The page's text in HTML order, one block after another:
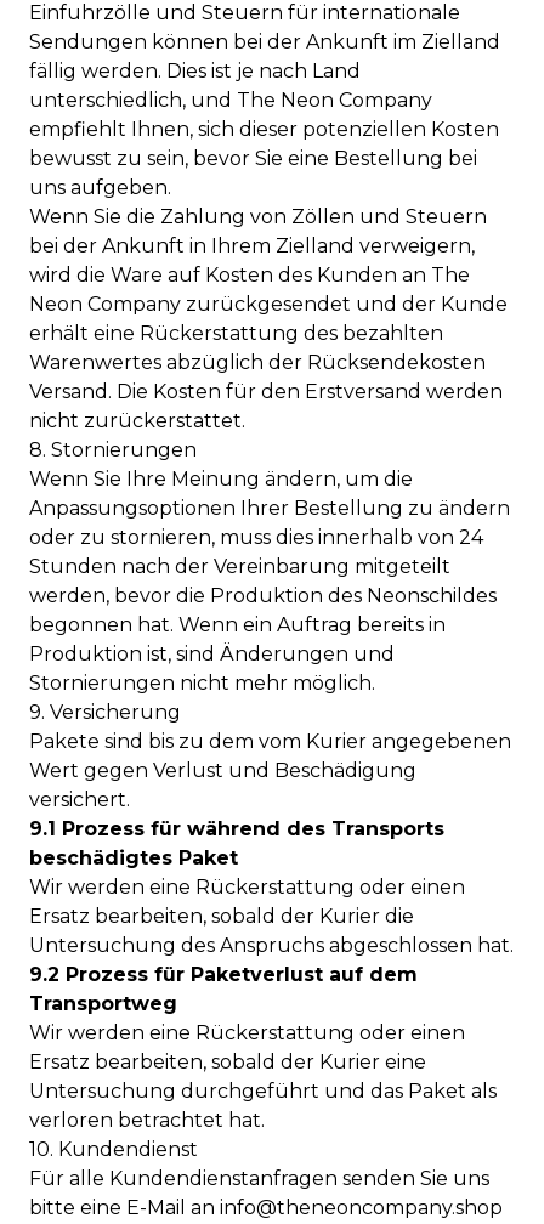
Einfuhrzölle und Steuern für internationale
Sendungen können bei der Ankunft im Zielland
fällig werden. Dies ist je nach Land
unterschiedlich, und The Neon Company
empfiehlt Ihnen, sich dieser potenziellen Kosten
bewusst zu sein, bevor Sie eine Bestellung bei
uns aufgeben.
Wenn Sie die Zahlung von Zöllen und Steuern
bei der Ankunft in Ihrem Zielland verweigern,
wird die Ware auf Kosten des Kunden an The
Neon Company zurückgesendet und der Kunde
erhält eine Rückerstattung des bezahlten
Warenwertes abzüglich der Rücksendekosten
Versand. Die Kosten für den Erstversand werden
nicht zurückerstattet.
8. Stornierungen
Wenn Sie Ihre Meinung ändern, um die
Anpassungsoptionen Ihrer Bestellung zu ändern
oder zu stornieren, muss dies innerhalb von 24
Stunden nach der Vereinbarung mitgeteilt
werden, bevor die Produktion des Neonschildes
begonnen hat. Wenn ein Auftrag bereits in
Produktion ist, sind Änderungen und
Stornierungen nicht mehr möglich.
9. Versicherung
Pakete sind bis zu dem vom Kurier angegebenen
Wert gegen Verlust und Beschädigung
versichert.
9.1 Prozess für während des Transports
beschädigtes Paket
Wir werden eine Rückerstattung oder einen
Ersatz bearbeiten, sobald der Kurier die
Untersuchung des Anspruchs abgeschlossen hat.
9.2 Prozess für Paketverlust auf dem
Transportweg
Wir werden eine Rückerstattung oder einen
Ersatz bearbeiten, sobald der Kurier eine
Untersuchung durchgeführt und das Paket als
verloren betrachtet hat.
10. Kundendienst
Für alle Kundendienstanfragen senden Sie uns
bitte eine E-Mail an info@theneoncompany.shop